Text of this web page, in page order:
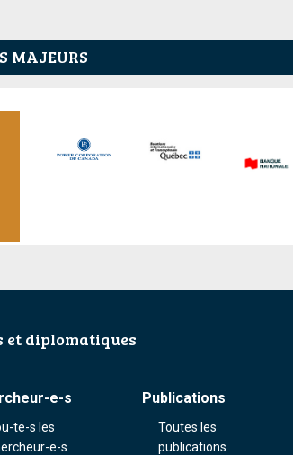
MAJEURS
et diplomatiques
e-s
te-s les
e-s
Publications
Toutes les
publications